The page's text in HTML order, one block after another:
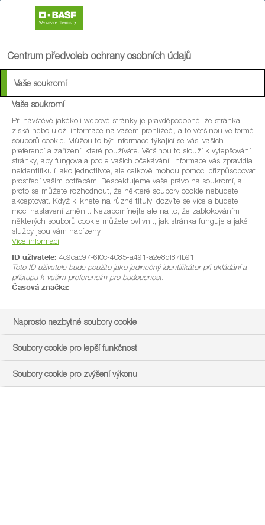
Centrum předvoleb ochrany osobních údajů
Vaše soukromí
Vaše soukromí
Při návštěvě jakékoli webové stránky je pravděpodobné, že stránka
získá nebo uloží informace na vašem prohlížeči, a to většinou ve formě
souborů cookie. Můžou to být informace týkající se vás, vašich
preferencí a zařízení, které používáte. Většinou to slouží k vylepšování
stránky, aby fungovala podle vašich očekávání. Informace vás zpravidla
neidentifikují jako jednotlivce, ale celkově mohou pomoci přizpůsobovat
prostředí vašim potřebám. Respektujeme vaše právo na soukromí, a
proto se můžete rozhodnout, že některé soubory cookie nebudete
akceptovat. Když kliknete na různé tituly, dozvíte se více a budete
moci nastavení změnit. Nezapomínejte ale na to, že zablokováním
některých souborů cookie můžete ovlivnit, jak stránka funguje a jaké
služby jsou vám nabízeny.
Více informací
ID uživatele: 4c9cac97-6f0c-4085-a491-a2e8df87fb91
Toto ID uživatele bude použito jako jedinečný identifikátor při ukládání a
přístupu k vašim preferencím pro budoucnost.
Časová značka: --
Naprosto nezbytné soubory cookie
Soubory cookie pro lepší funkčnost
Soubory cookie pro zvýšení výkonu